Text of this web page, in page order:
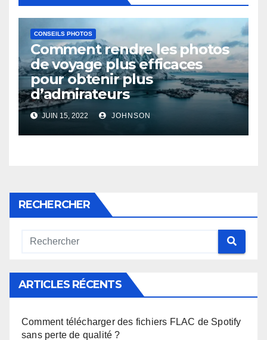
CONSEILS PHOTOS
Comment rendre les photos
de voyage plus efficaces
pour obtenir plus
d’admirateurs
JUIN 15, 2022 JOHNSON
RECHERCHER
ARTICLES RÉCENTS
Comment télécharger des fichiers FLAC de Spotify
sans perte de qualité ?